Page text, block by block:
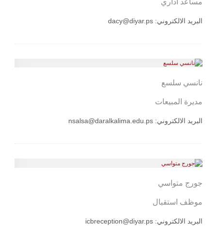
البريد الالكتروني: dacy@diyar.ps
نانسي سلسع
مديرة المبيعات
البريد الالكتروني: nsalsa@daralkalima.edu.ps
جورج متواسي
موظف استقبال
البريد الالكتروني: icbreception@diyar.ps